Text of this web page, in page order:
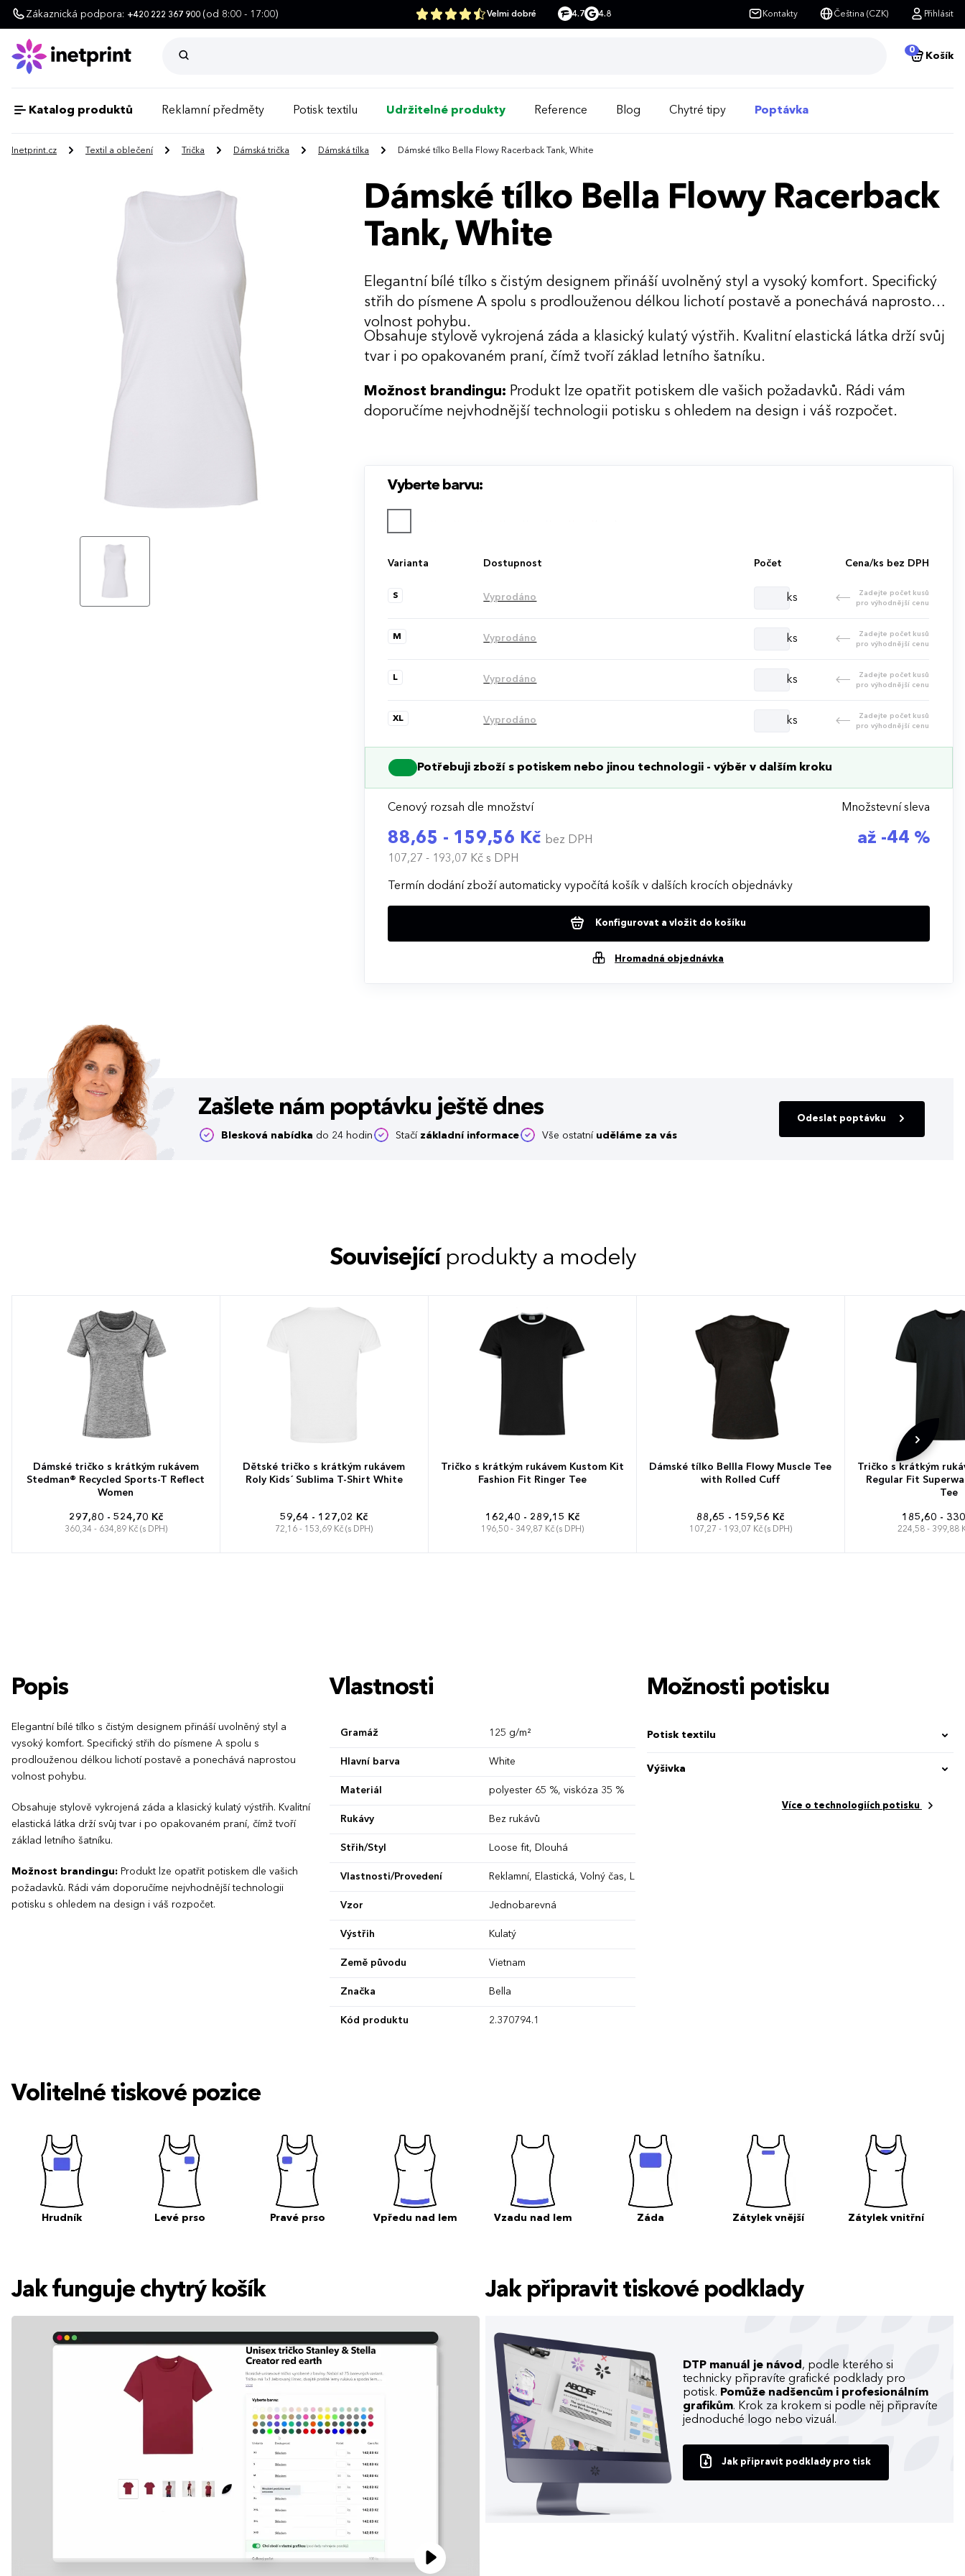
Zákaznická podpora: +420 222 367 900 (od 8:00 - 17:00) Velmi dobré 4.7 4.8 Kontakty Čeština (CZK) Přihlásit
0
Košík
Katalog produktů Reklamní předměty Potisk textilu Udržitelné produkty Reference Blog Chytré tipy Poptávka
Inetprint.cz Textil a oblečení Trička Dámská trička Dámská tílka Dámské tílko Bella Flowy Racerback Tank, White
Dámské tílko Bella Flowy Racerback
Tank, White
Elegantní bílé tílko s čistým designem přináší uvolněný styl a vysoký komfort. Specifický
střih do písmene A spolu s prodlouženou délkou lichotí postavě a ponechává naprostou
volnost pohybu.
Obsahuje stylově vykrojená záda a klasický kulatý výstřih. Kvalitní elastická látka drží svůj
tvar i po opakovaném praní, čímž tvoří základ letního šatníku.
Možnost brandingu: Produkt lze opatřit potiskem dle vašich požadavků. Rádi vám
doporučíme nejvhodnější technologii potisku s ohledem na design i váš rozpočet.
Vyberte barvu:
Varianta Dostupnost Počet Cena/ks bez DPH
S Vyprodáno ks
Zadejte počet kusů
pro výhodnější cenu
M Vyprodáno ks
Zadejte počet kusů
pro výhodnější cenu
L Vyprodáno ks
Zadejte počet kusů
pro výhodnější cenu
XL Vyprodáno ks
Zadejte počet kusů
pro výhodnější cenu
Potřebuji zboží s potiskem nebo jinou technologii - výběr v dalším kroku
Cenový rozsah dle množství
88,65 - 159,56 Kč bez DPH
107,27 - 193,07 Kčs DPH
Množstevní sleva
až -44 %
Termín dodání zboží automaticky vypočítá košík v dalších krocích objednávky
Konfigurovat a vložit do košíku
Hromadná objednávka
Zašlete nám poptávku ještě dnes
Blesková nabídka do 24 hodin Stačí základní informace Vše ostatní uděláme za vás
Odeslat poptávku
Související produkty a modely
Dámské tričko s krátkým rukávem
Stedman® Recycled Sports-T Reflect
Women
297,80 - 524,70 Kč
360,34 - 634,89 Kč (s DPH)
Dětské tričko s krátkým rukávem
Roly Kids´ Sublima T-Shirt White
59,64 - 127,02 Kč
72,16 - 153,69 Kč (s DPH)
Tričko s krátkým rukávem Kustom Kit
Fashion Fit Ringer Tee
162,40 - 289,15 Kč
196,50 - 349,87 Kč (s DPH)
Dámské tílko Bellla Flowy Muscle Tee
with Rolled Cuff
88,65 - 159,56 Kč
107,27 - 193,07 Kč (s DPH)
Tričko s krátkým
Regular Fit
Tee
185,60 -
224,58 - 399,88
Popis
Elegantní bílé tílko s čistým designem přináší uvolněný styl a
vysoký komfort. Specifický střih do písmene A spolu s
prodlouženou délkou lichotí postavě a ponechává naprostou
volnost pohybu.
Obsahuje stylově vykrojená záda a klasický kulatý výstřih. Kvalitní
elastická látka drží svůj tvar i po opakovaném praní, čímž tvoří
základ letního šatníku.
Možnost brandingu: Produkt lze opatřit potiskem dle vašich
požadavků. Rádi vám doporučíme nejvhodnější technologii
potisku s ohledem na design i váš rozpočet.
Vlastnosti
Gramáž 125 g/m²
Hlavní barva White
Materiál polyester 65 %, viskóza 35 %
Rukávy Bez rukávů
Střih/Styl Loose fit, Dlouhá
Vlastnosti/Provedení Reklamní, Elastická, Volný čas, Letní trička
Vzor Jednobarevná
Výstřih Kulatý
Země původu Vietnam
Značka Bella
Kód produktu 2.370794.1
Možnosti potisku
Potisk textilu
Výšivka
Více o technologiích potisku
Volitelné tiskové pozice
Hrudník Levé prso Pravé prso Vpředu nad lem Vzadu nad lem Záda Zátylek vnější Zátylek vnitřní
Jak funguje chytrý košík Jak připravit tiskové podklady
DTP manuál je návod , podle kterého si
technicky připravíte grafické podklady pro
potisk. Pomůže nadšencům i profesionálním
grafikům. Krok za krokem si podle něj připravíte
jednoduché logo nebo vizuál.
Jak připravit podklady pro tisk